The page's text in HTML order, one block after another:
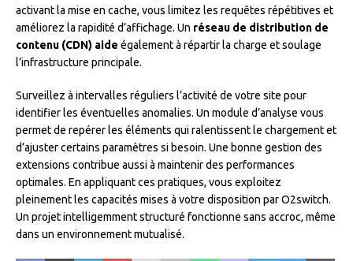
activant la mise en cache, vous limitez les requêtes répétitives et
améliorez la rapidité d’affichage. Un réseau de distribution de
contenu (CDN) aide également à répartir la charge et soulage
l’infrastructure principale.
Surveillez à intervalles réguliers l’activité de votre site pour
identifier les éventuelles anomalies. Un module d’analyse vous
permet de repérer les éléments qui ralentissent le chargement et
d’ajuster certains paramètres si besoin. Une bonne gestion des
extensions contribue aussi à maintenir des performances
optimales. En appliquant ces pratiques, vous exploitez
pleinement les capacités mises à votre disposition par O2switch.
Un projet intelligemment structuré fonctionne sans accroc, même
dans un environnement mutualisé.